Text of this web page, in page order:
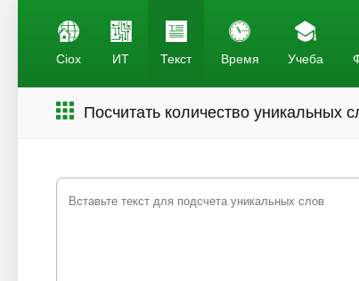
Ciox ИТ Текст Время Учеба
Посчитать количество уникальных